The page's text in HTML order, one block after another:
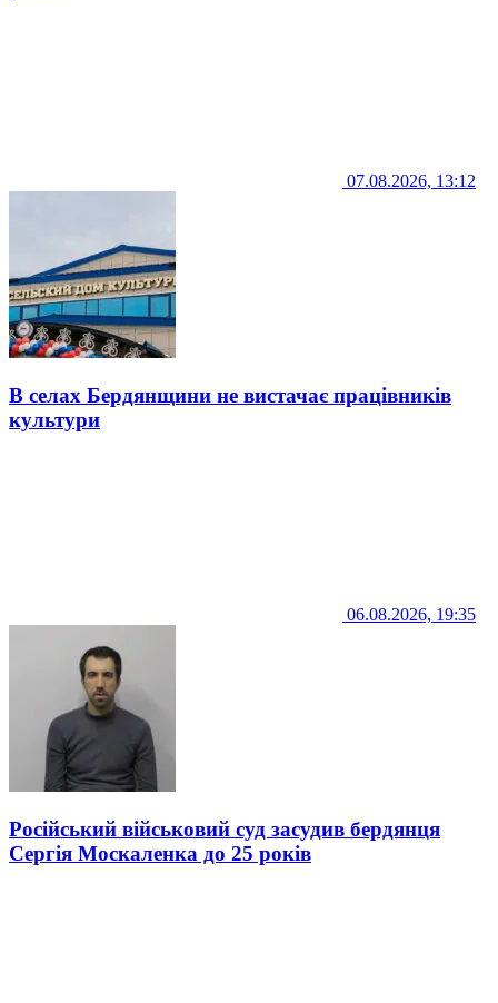
07.08.2026, 13:12
В селах Бердянщини не вистачає працівників
культури
06.08.2026, 19:35
Російський військовий суд засудив бердянця
Сергія Москаленка до 25 років